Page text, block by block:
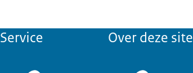
Service Over deze site